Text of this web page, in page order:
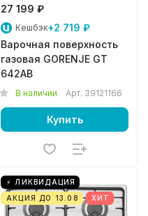
27 199 ₽
Кешбэк+2 719 ₽
Варочная поверхность
газовая GORENJE GT
642AB
В наличии Арт. 39121166
Купить
⚡ ЛИКВИДАЦИЯ
АКЦИЯ ДО 13.08
ХИТ